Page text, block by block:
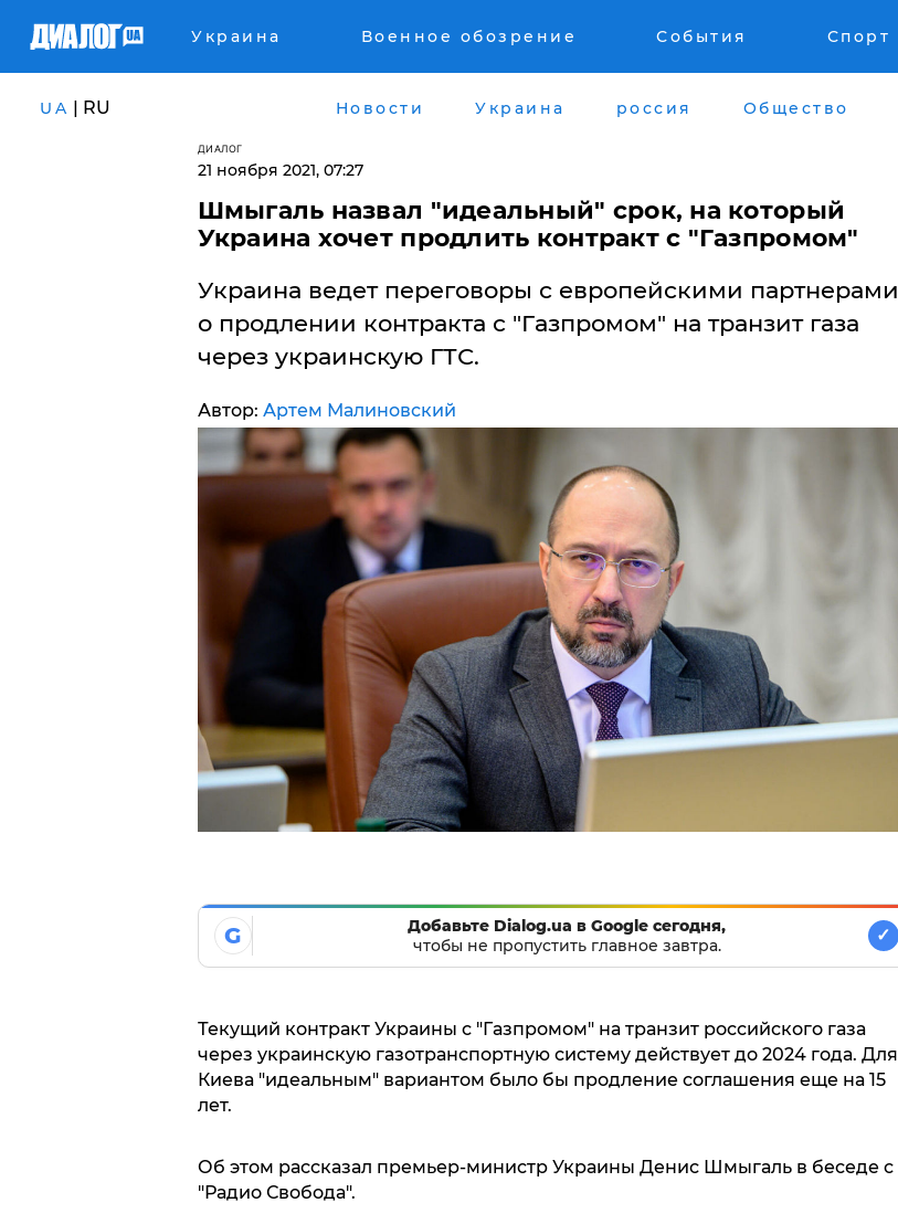
Украина Военное обозрение События Спорт
UA | RU Новости Украина россия Общество
ДИАЛОГ
21 ноября 2021, 07:27
Шмыгаль назвал "идеальный" срок, на который
Украина хочет продлить контракт с "Газпромом"
Украина ведет переговоры с европейскими партнерами
о продлении контракта с "Газпромом" на транзит газа
через украинскую ГТС.
Автор: Артем Малиновский
G
Добавьте Dialog.ua в Google сегодня,
чтобы не пропустить главное завтра.
✓
Текущий контракт Украины с "Газпромом" на транзит российского газа
через украинскую газотранспортную систему действует до 2024 года. Для
Киева "идеальным" вариантом было бы продление соглашения еще на 15
лет.
Об этом рассказал премьер-министр Украины Денис Шмыгаль в беседе с
"Радио Свобода".